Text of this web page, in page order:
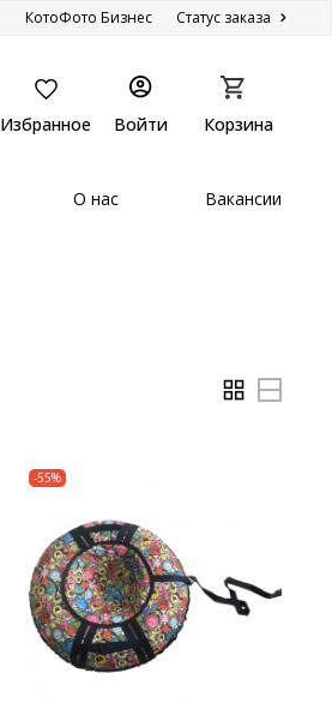
КотоФото Бизнес Статус заказа
Корзина
Войти
Избранное
О нас Вакансии
-55%